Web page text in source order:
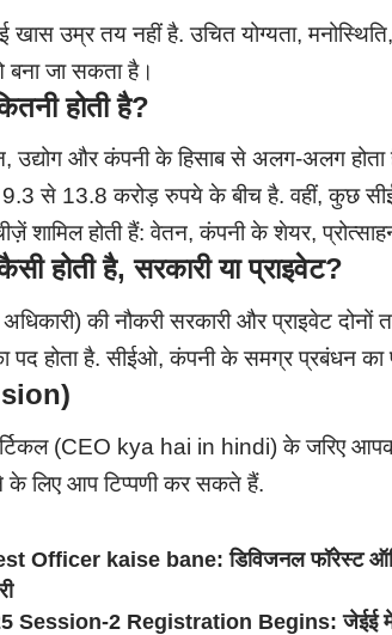
खास उम्र तय नहीं है. उचित योग्यता,
बना जा सकता है।
होती है?
उद्योग और कंपनी के हिसाब से अलग-अलग होता
से 13.8 करोड़ रुपये के बीच है. वहीं, कुछ
शामिल होती हैं: वेतन, कंपनी के शेयर,
होती है, सरकारी या प्राइवेट?
की नौकरी सरकारी और प्राइवेट
होता है. सीईओ, कंपनी के समग्र प्रबंधन का
)
(CEO kya hai in hindi) के जरिए
के लिए आप टिप्पणी कर सकते हैं.
Officer kaise bane: डिविजनल फॉरेस्ट
Session-2 Registration Begins: जेईई